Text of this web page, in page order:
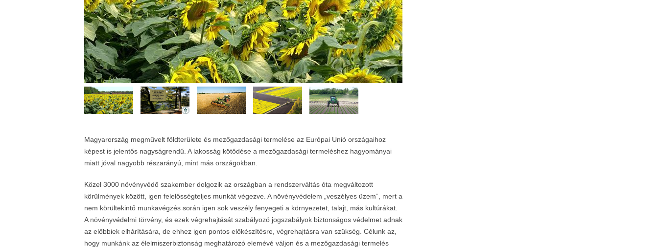
Magyarország megművelt földterülete és mezőgazdasági termelése az Európai Unió országaihoz
képest is jelentős nagyságrendű. A lakosság kötődése a mezőgazdasági termeléshez hagyományai
miatt jóval nagyobb részarányú, mint más országokban.
Közel 3000 növényvédő szakember dolgozik az országban a rendszerváltás óta megváltozott
körülmények között, igen felelősségteljes munkát végezve. A növényvédelem „veszélyes üzem”, mert a
nem körültekintő munkavégzés során igen sok veszély fenyegeti a környezetet, talajt, más kultúrákat.
A növényvédelmi törvény, és ezek végrehajtását szabályozó jogszabályok biztonságos védelmet adnak
az előbbiek elhárítására, de ehhez igen pontos előkészítésre, végrehajtásra van szükség. Célunk az,
hogy munkánk az élelmiszerbiztonság meghatározó elemévé váljon és a mezőgazdasági termelés